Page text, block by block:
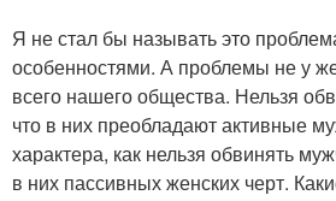
Я не стал бы называть это
особенностями. А проблемы не у
всего нашего общества. Нельзя
что в них преобладают активные
характера, как нельзя обвинять
в них пассивных женских черт.